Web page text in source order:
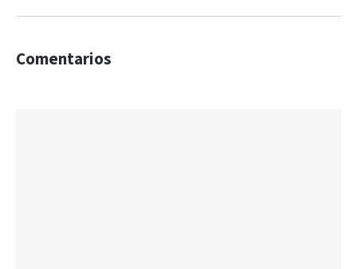
Comentarios